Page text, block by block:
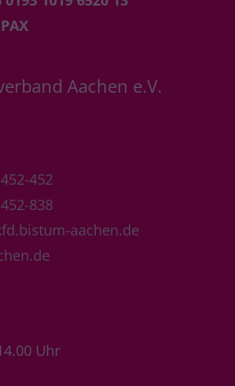
Aachen e.V.
452
838
aachen.de
Uhr